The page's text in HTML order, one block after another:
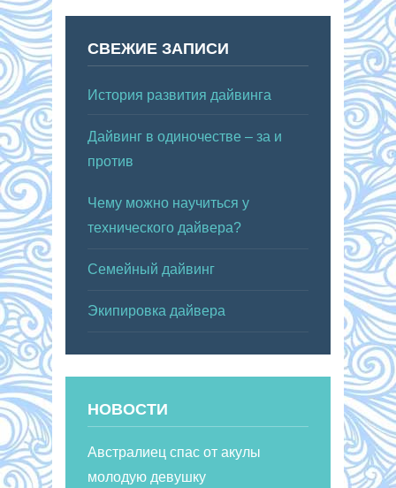
СВЕЖИЕ ЗАПИСИ
История развития дайвинга
Дайвинг в одиночестве – за и
против
Чему можно научиться у
технического дайвера?
Семейный дайвинг
Экипировка дайвера
НОВОСТИ
Австралиец спас от акулы
молодую девушку